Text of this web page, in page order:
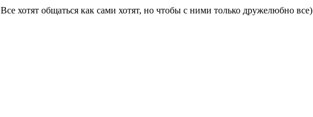
хотят общаться как сами хотят, но чтобы с ними только дружелюбно все)